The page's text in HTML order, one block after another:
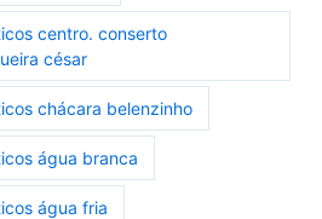
centro. conserto
césar
chácara belenzinho
água branca
água fria